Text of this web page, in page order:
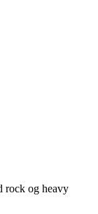
rock og heavy